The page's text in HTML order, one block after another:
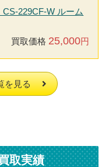
229CF-W ルーム
買取価格 25,000円
を見る
取実績